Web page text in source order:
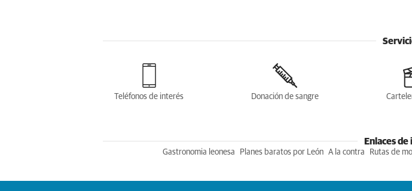
Teléfonos de interés Donación de sangre
Enlaces
Gastronomia leonesa Planes baratos por León A la contra Rutas de